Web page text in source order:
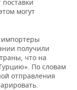
могут
получили
что на
По словам
отправления